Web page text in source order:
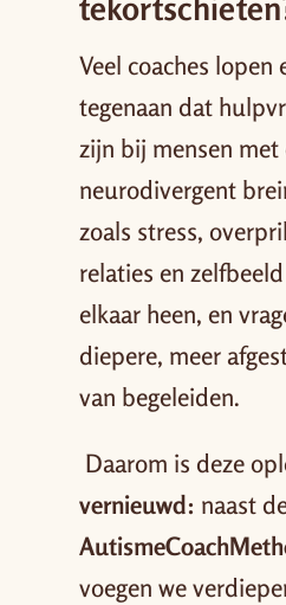
Veel coaches
tegenaan dat
zijn bij mensen met
neurodivergent
zoals stress,
relaties en
elkaar heen, en
diepere, meer
van begeleiden.
Daarom is deze
vernieuwd: naast
voegen we